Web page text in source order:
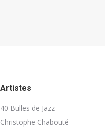
Artistes
40 Bulles de Jazz
Christophe Chabouté